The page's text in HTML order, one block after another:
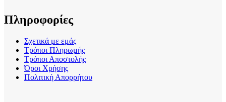
Πληροφορίες
Σχετικά με εμάς
Τρόποι Πληρωμής
Τρόποι Αποστολής
Όροι Χρήσης
Πολιτική Απορρήτου